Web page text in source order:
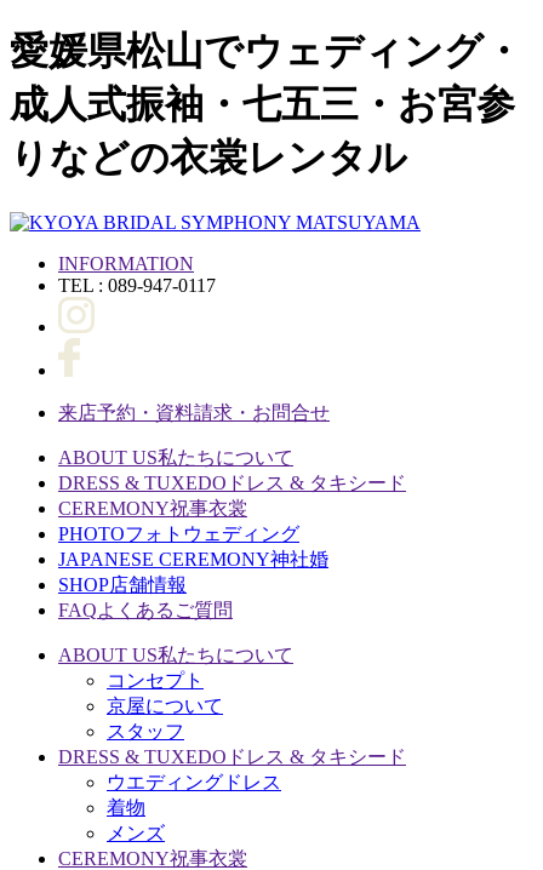
愛媛県松山でウェディング・
成人式振袖・七五三・お宮参
りなどの衣裳レンタル
INFORMATION
TEL : 089-947-0117
来店予約・資料請求・お問合せ
ABOUT US私たちについて
DRESS & TUXEDO ドレス & タキシード
CEREMONY祝事衣裳
PHOTOフォトウェディング
JAPANESE CEREMONY神社婚
SHOP店舗情報
FAQよくあるご質問
ABOUT US私たちについて
コンセプト
京屋について
スタッフ
DRESS & TUXEDO ドレス & タキシード
ウエディングドレス
着物
メンズ
CEREMONY祝事衣裳